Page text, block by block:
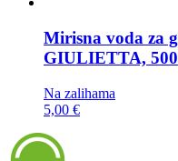
Mirisna voda za
GIULIETTA,
Na zalihama
5,00 €